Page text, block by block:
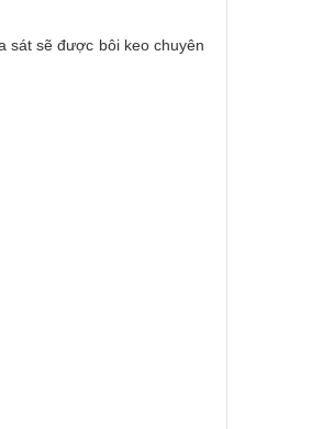
sát sẽ được bôi keo chuyên